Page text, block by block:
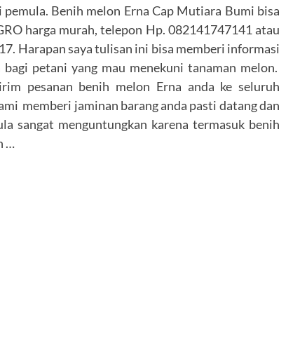
Benih melon Erna Cap Mutiara Bumi bisa
harga murah, telepon Hp. 082141747141 atau
Harapan saya tulisan ini bisa memberi informasi
petani yang mau menekuni tanaman melon.
pesanan benih melon Erna anda ke seluruh
memberi jaminan barang anda pasti datang dan
sangat menguntungkan karena termasuk benih
…